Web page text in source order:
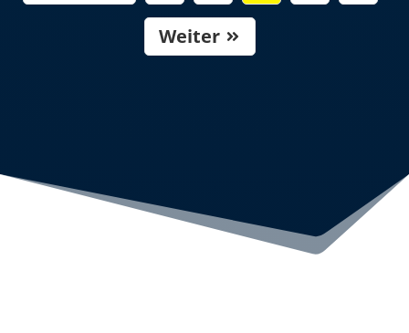
Weiter 